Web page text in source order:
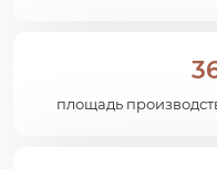
площадь